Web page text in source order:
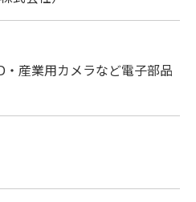
産業用カメラなど電子部品